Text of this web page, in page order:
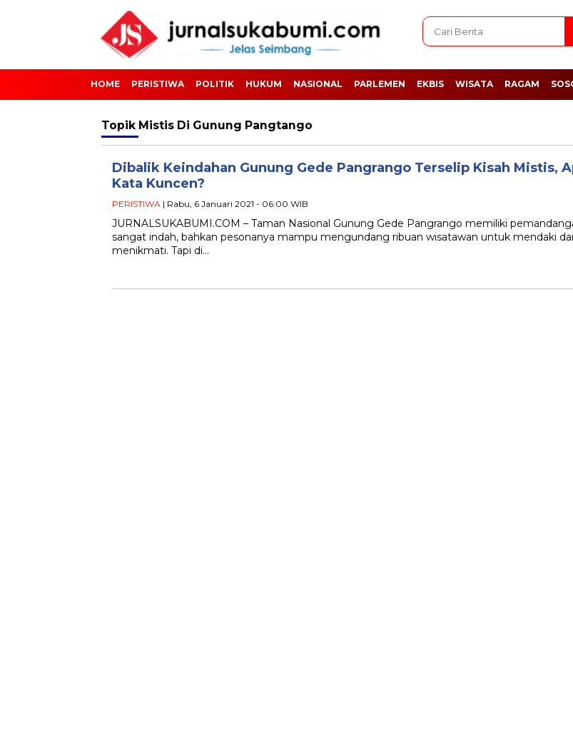
HOME PERISTIWA POLITIK HUKUM NASIONAL PARLEMEN EKBIS WISATA RAGAM
Topik Mistis Di Gunung Pangtango
Dibalik Keindahan Gunung Gede Pangrango Terselip Kisah Mistis,
Kata Kuncen?
PERISTIWA | Rabu, 6 Januari 2021 - 06:00 WIB
JURNALSUKABUMI.COM – Taman Nasional Gunung Gede Pangrango memiliki
sangat indah, bahkan pesonanya mampu mengundang ribuan wisatawan untuk mendaki
menikmati. Tapi di…